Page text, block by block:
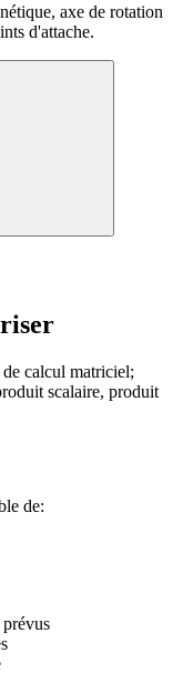
axe de rotation
d'attache.
calcul matriciel;
scalaire, produit
de: